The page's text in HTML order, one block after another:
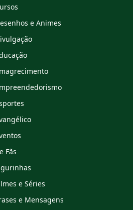
e Animes
Fãs
e Séries
e Mensagens